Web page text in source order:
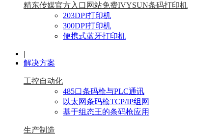
精东传媒官方入口网站免费IVYSUN条码打印机
203DPI打印机
300DPI打印机
便携式蓝牙打印机
|
解决方案
工控自动化
485口条码枪与PLC通讯
以太网条码枪TCP/IP组网
基于组态王的条码枪应用
生产制造